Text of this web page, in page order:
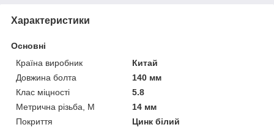
Характеристики
Основні
Країна виробник
Китай
Довжина болта
140 мм
Клас міцності
5.8
Метрична різьба, М
14 мм
Покриття
Цинк білий